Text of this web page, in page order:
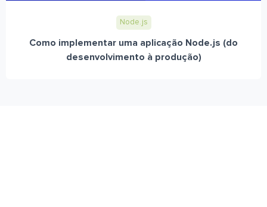
Node.js
Como implementar uma aplicação Node.js (do
desenvolvimento à produção)